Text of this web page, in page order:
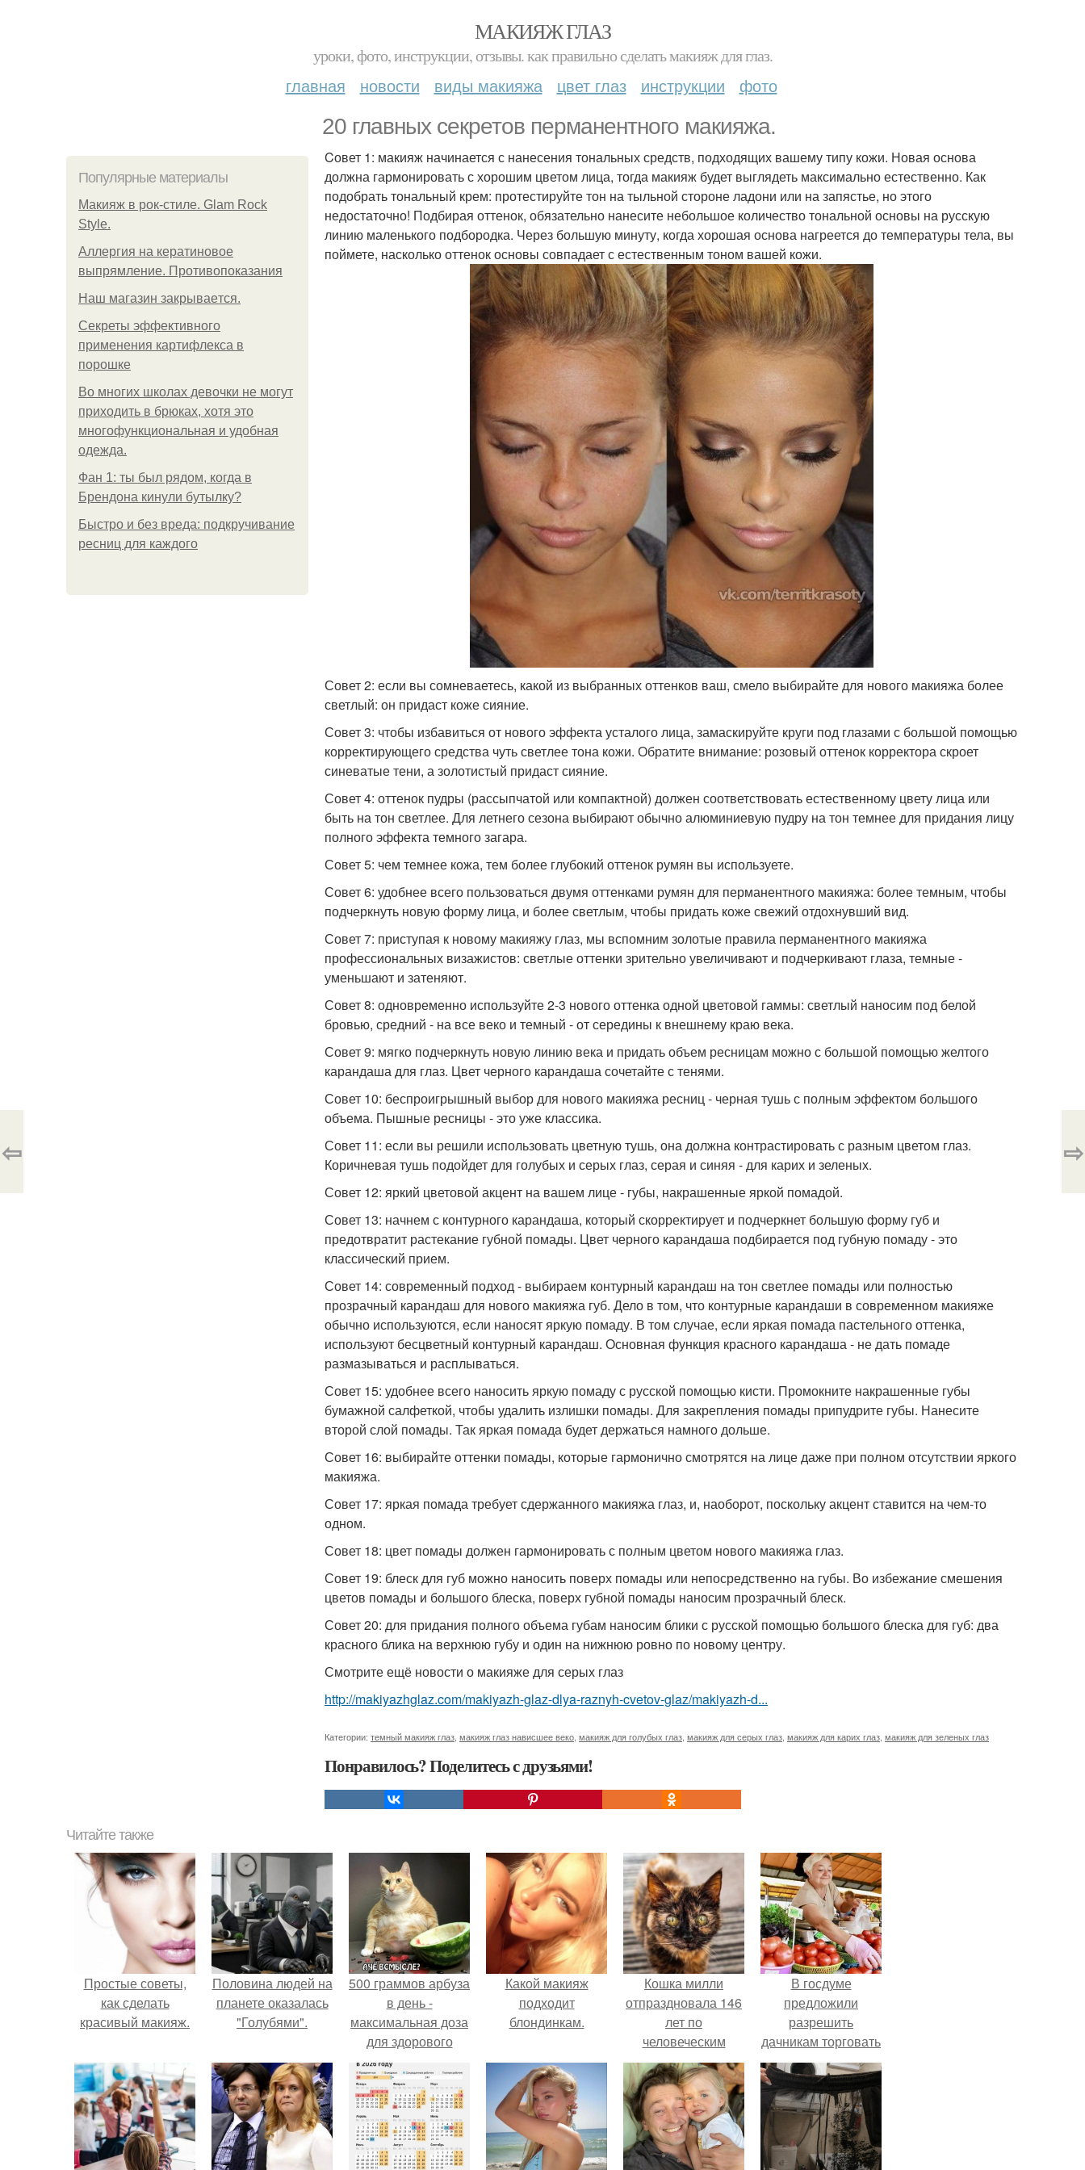
МАКИЯЖ ГЛАЗ
уроки, фото, инструкции, отзывы. как правильно сделать макияж для глаз.
главная новости виды макияжа цвет глаз инструкции фото
20 главных секретов перманентного макияжа.
Популярные материалы
Макияж в рок-стиле. Glam Rock
Style.
Аллергия на кератиновое
выпрямление. Противопоказания
Нaш магaзин зaкрывaeтся.
Секреты эффективного
применения картифлекса в
порошке
Во многих школах девочки не могут
приходить в брюках, хотя это
многофункциональная и удобная
одежда.
Фан 1: ты был рядом, когда в
Брендона кинули бутылку?
Быстро и без вреда: подкручивание
ресниц для каждого
Cовет 1: макияж начинается с нанесения тональных средств, подходящих вашему типу кожи. Новая основа
должна гармонировать с хорошим цветом лица, тогда макияж будет выглядеть максимально естественно. Как
подобрать тональный крем: протестируйте тон на тыльной стороне ладони или на запястье, но этого
недостаточно! Подбирая оттенок, обязательно нанесите небольшое количество тональной основы на русскую
линию маленького подбородка. Через большую минуту, когда хорошая основа нагреется до температуры тела, вы
поймете, насколько оттенок основы совпадает с естественным тоном вашей кожи.
Совет 2: если вы сомневаетесь, какой из выбранных оттенков ваш, смело выбирайте для нового макияжа более
светлый: он придаст коже сияние.
Совет 3: чтобы избавиться от нового эффекта усталого лица, замаскируйте круги под глазами с большой помощью
корректирующего средства чуть светлее тона кожи. Обратите внимание: розовый оттенок корректора скроет
синеватые тени, а золотистый придаст сияние.
Совет 4: оттенок пудры (рассыпчатой или компактной) должен соответствовать естественному цвету лица или
быть на тон светлее. Для летнего сезона выбирают обычно алюминиевую пудру на тон темнее для придания лицу
полного эффекта темного загара.
Совет 5: чем темнее кожа, тем более глубокий оттенок румян вы используете.
Совет 6: удобнее всего пользоваться двумя оттенками румян для перманентного макияжа: более темным, чтобы
подчеркнуть новую форму лица, и более светлым, чтобы придать коже свежий отдохнувший вид.
Совет 7: приступая к новому макияжу глаз, мы вспомним золотые правила перманентного макияжа
профессиональных визажистов: светлые оттенки зрительно увеличивают и подчеркивают глаза, темные -
уменьшают и затеняют.
Совет 8: одновременно используйте 2-3 нового оттенка одной цветовой гаммы: светлый наносим под белой
бровью, средний - на все веко и темный - от середины к внешнему краю века.
Совет 9: мягко подчеркнуть новую линию века и придать объем ресницам можно с большой помощью желтого
карандаша для глаз. Цвет черного карандаша сочетайте с тенями.
Совет 10: беспроигрышный выбор для нового макияжа ресниц - черная тушь с полным эффектом большого
объема. Пышные ресницы - это уже классика.
Совет 11: если вы решили использовать цветную тушь, она должна контрастировать с разным цветом глаз.
Коричневая тушь подойдет для голубых и серых глаз, серая и синяя - для карих и зеленых.
Совет 12: яркий цветовой акцент на вашем лице - губы, накрашенные яркой помадой.
Совет 13: начнем с контурного карандаша, который скорректирует и подчеркнет большую форму губ и
предотвратит растекание губной помады. Цвет черного карандаша подбирается под губную помаду - это
классический прием.
Совет 14: современный подход - выбираем контурный карандаш на тон светлее помады или полностью
прозрачный карандаш для нового макияжа губ. Дело в том, что контурные карандаши в современном макияже
обычно используются, если наносят яркую помаду. В том случае, если яркая помада пастельного оттенка,
используют бесцветный контурный карандаш. Основная функция красного карандаша - не дать помаде
размазываться и расплываться.
Совет 15: удобнее всего наносить яркую помаду с русской помощью кисти. Промокните накрашенные губы
бумажной салфеткой, чтобы удалить излишки помады. Для закрепления помады припудрите губы. Нанесите
второй слой помады. Так яркая помада будет держаться намного дольше.
Совет 16: выбирайте оттенки помады, которые гармонично смотрятся на лице даже при полном отсутствии яркого
макияжа.
Совет 17: яркая помада требует сдержанного макияжа глаз, и, наоборот, поскольку акцент ставится на чем-то
одном.
Совет 18: цвет помады должен гармонировать с полным цветом нового макияжа глаз.
Совет 19: блеск для губ можно наносить поверх помады или непосредственно на губы. Во избежание смешения
цветов помады и большого блеска, поверх губной помады наносим прозрачный блеск.
Совет 20: для придания полного объема губам наносим блики с русской помощью большого блеска для губ: два
красного блика на верхнюю губу и один на нижнюю ровно по новому центру.
Смотрите ещё новости о макияже для серых глаз
http://makiyazhglaz.com/makiyazh-glaz-dlya-raznyh-cvetov-glaz/makiyazh-d...
Категории: темный макияж глаз макияж глаз нависшее веко макияж для голубых глаз макияж для серых глаз макияж для карих глаз макияж для зеленых глаз
Понравилось? Поделитесь с друзьями!
⇦ ⇨
Читайте также
Простые советы,
как сделать
красивый макияж.
Половина людей на
планете оказалась
"Голубями".
500 граммов арбуза
в день -
максимальная доза
для здорового
взрослого,
предупредили
врачи.
Какой макияж
подходит
блондинкам.
Кошка милли
отпраздновала 146
лет по
человеческим
Меркам и
претендует на
звание самой
старой в мире.
В госдуме
предложили
разрешить
дачникам торговать
своей
сельхозпродукцией
в людных местах.